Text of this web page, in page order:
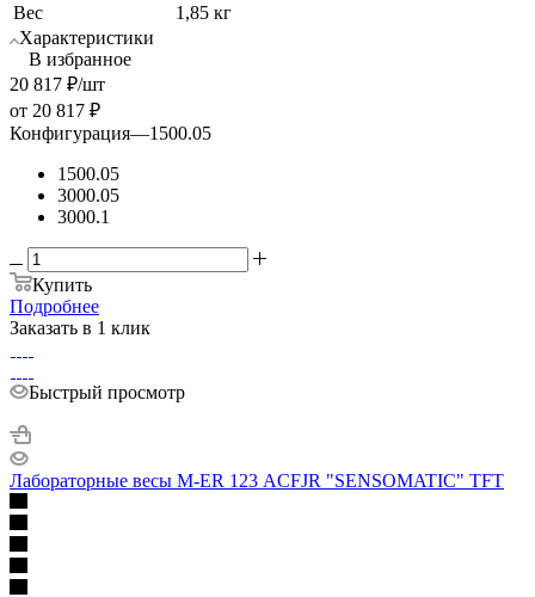
Вес
1,85 кг
Характеристики
В избранное
20 817 ₽/шт
от 20 817 ₽
Конфигурация—1500.05
1500.05
3000.05
3000.1
Купить
Подробнее
Заказать в 1 клик
Быстрый просмотр
Лабораторные весы M-ER 123 АCFJR "SENSOMATIC" TFT